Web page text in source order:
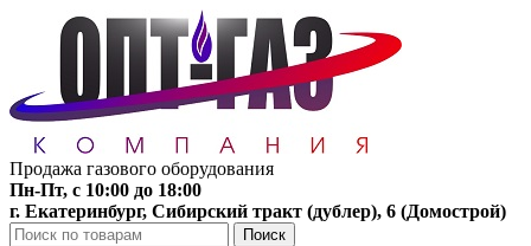
Продажа газового оборудования
Пн-Пт, с 10:00 до 18:00
г. Екатеринбург, Сибирский тракт (дублер), 6 (Домострой)
Поиск